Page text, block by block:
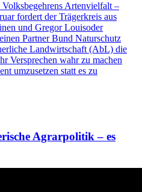
Volksbegehrens Artenvielfalt –
fordert der Trägerkreis aus
und Gregor Louisoder
Partner Bund Naturschutz
Landwirtschaft (AbL) die
Versprechen wahr zu machen
umzusetzen statt es zu
Agrarpolitik – es